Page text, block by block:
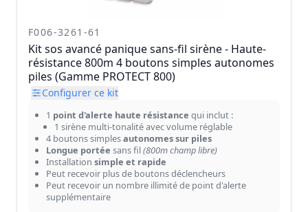
F006-3261-61
Kit sos avancé panique sans-fil sirène - Haute-
résistance 800m 4 boutons simples autonomes
piles (Gamme PROTECT 800)
Configurer ce kit
1 point d'alerte haute résistance qui inclut :
1 sirène multi-tonalité avec volume réglable
4 boutons simplesautonomes sur piles
Longue portée sans fil(800m champ libre)
Installation simple et rapide
Peut recevoir plus de boutons déclencheurs
Peut recevoir un nombre illimité de point d'alerte
supplémentaire